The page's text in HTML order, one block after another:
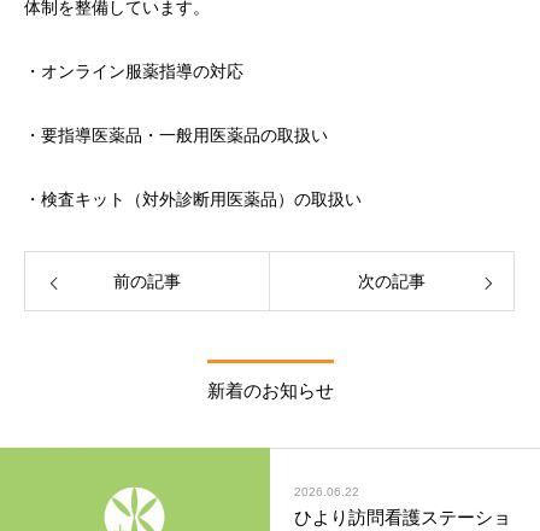
体制を整備しています。
・オンライン服薬指導の対応
・要指導医薬品・一般用医薬品の取扱い
・検査キット（対外診断用医薬品）の取扱い
前の記事 次の記事
新着のお知らせ
2026.06.22
ひより訪問看護ステーショ